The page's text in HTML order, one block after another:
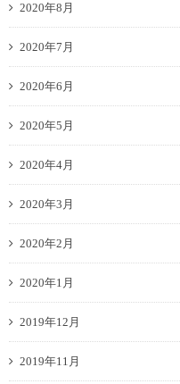
2020年8月
2020年7月
2020年6月
2020年5月
2020年4月
2020年3月
2020年2月
2020年1月
2019年12月
2019年11月